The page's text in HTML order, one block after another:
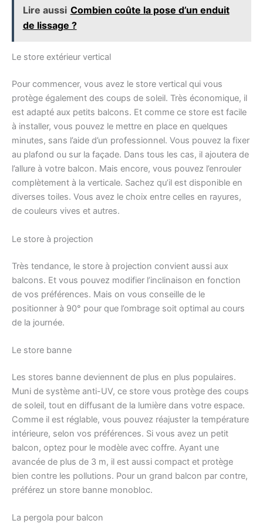
Lire aussi Combien coûte la pose d’un enduit
de lissage ?
Le store extérieur vertical
Pour commencer, vous avez le store vertical qui vous
protège également des coups de soleil. Très économique, il
est adapté aux petits balcons. Et comme ce store est facile
à installer, vous pouvez le mettre en place en quelques
minutes, sans l’aide d’un professionnel. Vous pouvez la fixer
au plafond ou sur la façade. Dans tous les cas, il ajoutera de
l’allure à votre balcon. Mais encore, vous pouvez l’enrouler
complètement à la verticale. Sachez qu’il est disponible en
diverses toiles. Vous avez le choix entre celles en rayures,
de couleurs vives et autres.
Le store à projection
Très tendance, le store à projection convient aussi aux
balcons. Et vous pouvez modifier l’inclinaison en fonction
de vos préférences. Mais on vous conseille de le
positionner à 90° pour que l’ombrage soit optimal au cours
de la journée.
Le store banne
Les stores banne deviennent de plus en plus populaires.
Muni de système anti-UV, ce store vous protège des coups
de soleil, tout en diffusant de la lumière dans votre espace.
Comme il est réglable, vous pouvez réajuster la température
intérieure, selon vos préférences. Si vous avez un petit
balcon, optez pour le modèle avec coffre. Ayant une
avancée de plus de 3 m, il est aussi compact et protège
bien contre les pollutions. Pour un grand balcon par contre,
préférez un store banne monobloc.
La pergola pour balcon